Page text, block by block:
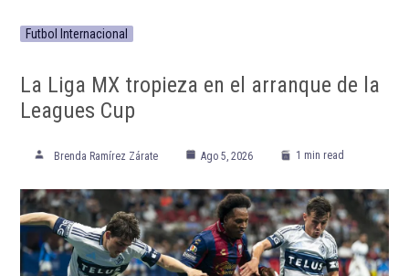
Futbol Internacional
La Liga MX tropieza en el arranque de la
Leagues Cup
Brenda Ramírez Zárate Ago 5, 2026 1 min read